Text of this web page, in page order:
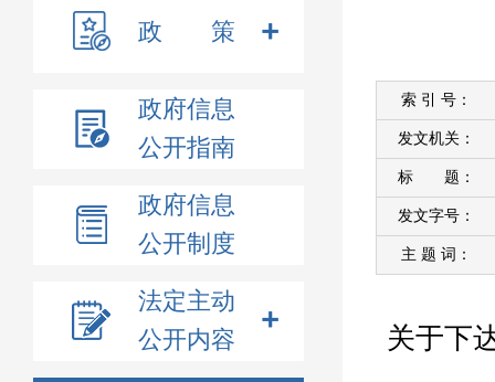
政 策
政府信息
公开指南
政府信息
公开制度
法定主动
公开内容
索 引 号：
发文机关：
标 题：
发文字号：
主 题 词：
关于下